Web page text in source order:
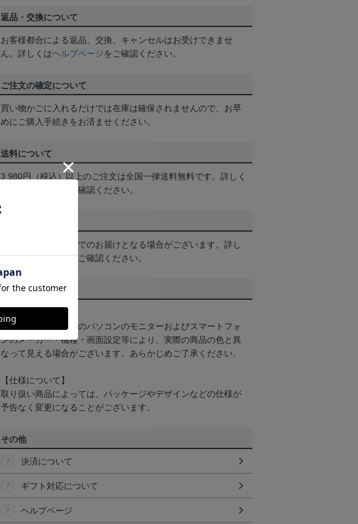
返品・交換について
お客様都合による返品、交換、キャンセルはお受けできませ
ん。詳しくはヘルプページをご確認ください。
ご注文の確定について
買い物かごに入れるだけでは在庫は確保されませんので、お早
めにご購入手続きをお済ませください。
送料について
3,980円（税込）以上のご注文は全国一律送料無料です。詳しく
をご確認ください。
一部商品はメール便でのお届けとなる場合がございます。詳し
くはヘルプページをご確認ください。
商品について
商品画像は、お使いのパソコンのモニターおよびスマートフォ
ンのメーカー・機種・画面設定等により、実際の商品の色と異
なって見える場合がございます。あらかじめご了承ください。
【仕様について】
取り扱い商品によっては、パッケージやデザインなどの仕様が
予告なく変更になることがございます。
その他
決済について
ギフト対応について
ヘルプページ